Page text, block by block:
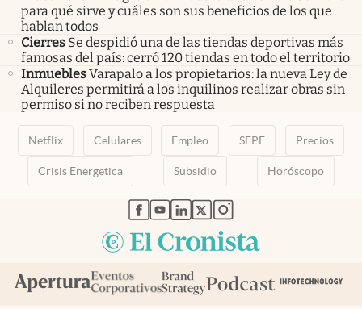
para qué sirve y cuáles son sus beneficios de los que
hablan todos
Cierres Se despidió una de las tiendas deportivas más
famosas del país: cerró 120 tiendas en todo el territorio
InmueblesVarapalo a los propietarios: la nueva Ley de
Alquileres permitirá a los inquilinos realizar obras sin
permiso si no reciben respuesta
Netflix Celulares Empleo SEPE Precios
Crisis Energetica Subsidio Horóscopo
abre en nueva pestaña
abre en nueva pestaña
abre en nueva pestaña
abre en nueva pestaña
abre en nueva pestaña